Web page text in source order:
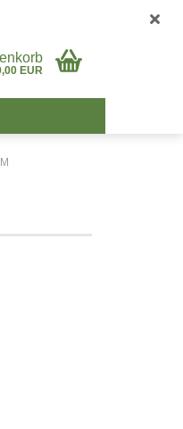
EUR